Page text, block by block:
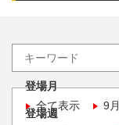
登場月
全て表示
9月
登場週